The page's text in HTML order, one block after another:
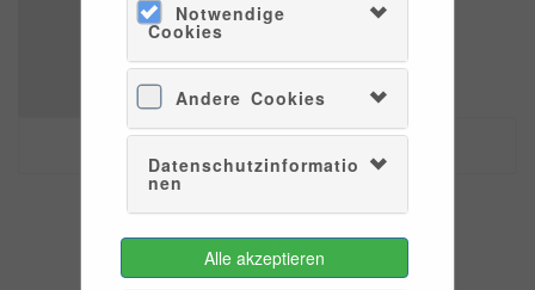
Notwendige
Cookies
Andere Cookies
Datenschutzinformatio
nen
Alle akzeptieren
Es konnten leider keine Tarife
gefunden werden.